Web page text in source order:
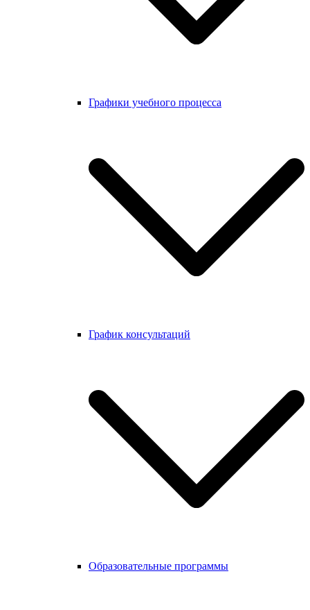
Графики учебного процесса
График консультаций
Образовательные программы